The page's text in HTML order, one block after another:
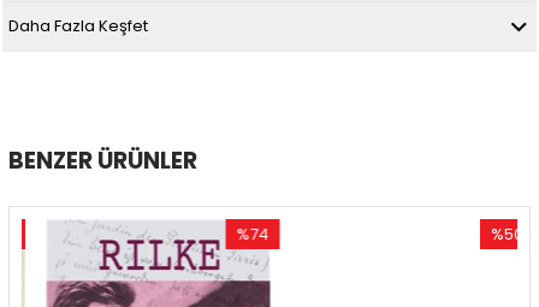
Daha Fazla Keşfet
BENZER ÜRÜNLER
%74
İndirim
%74İndirim
%50